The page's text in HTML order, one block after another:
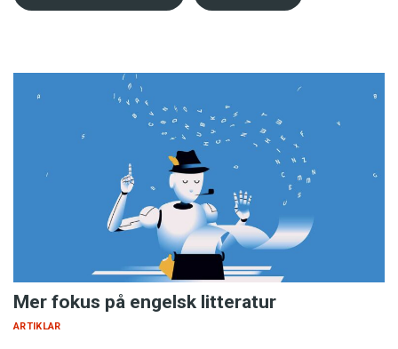
Mer fokus på engelsk litteratur
ARTIKLAR